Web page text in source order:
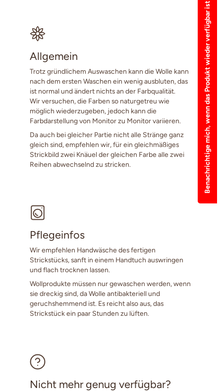
Allgemein
Trotz gründlichem Auswaschen kann die Wolle kann
nach dem ersten Waschen ein wenig ausbluten, das
ist normal und ändert nichts an der Farbqualität.
Wir versuchen, die Farben so naturgetreu wie
möglich wiederzugeben, jedoch kann die
Farbdarstellung von Monitor zu Monitor variieren.
Da auch bei gleicher Partie nicht alle Stränge ganz
gleich sind, empfehlen wir, für ein gleichmäßiges
Strickbild zwei Knäuel der gleichen Farbe alle zwei
Reihen abwechselnd zu stricken.
Pflegeinfos
Wir empfehlen Handwäsche des fertigen
Strickstücks, sanft in einem Handtuch auswringen
und flach trocknen lassen.
Wollprodukte müssen nur gewaschen werden, wenn
sie dreckig sind, da Wolle antibakteriell und
geruchshemmend ist. Es reicht also aus, das
Strickstück ein paar Stunden zu lüften.
Nicht mehr genug verfügbar?
Benachrichtige mich, wenn das Produkt wieder verfügbar ist